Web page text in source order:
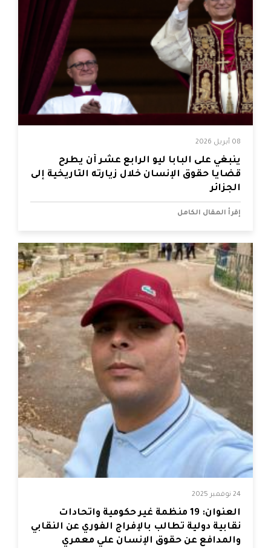
08 أبريل 2026
ينبغي على البابا ليو الرابع عشر أن يطرح
قضايا حقوق الإنسان خلال زيارته التاريخية إلى
الجزائر
إقرأ المقال الكامل
24 نوفمبر 2025
العنوان: 19 منظمة غير حكومية واتحادات
نقابية دولية تطالب بالإفراج الفوري عن النقابي
والمدافع عن حقوق الإنسان علي معمري